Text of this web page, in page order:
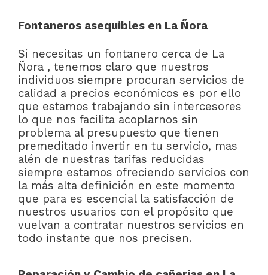
Fontaneros asequibles en La Ñora
Si necesitas un fontanero cerca de La
Ñora , tenemos claro que nuestros
individuos siempre procuran servicios de
calidad a precios económicos es por ello
que estamos trabajando sin intercesores
lo que nos facilita acoplarnos sin
problema al presupuesto que tienen
premeditado invertir en tu servicio, mas
alén de nuestras tarifas reducidas
siempre estamos ofreciendo servicios con
la más alta definición en este momento
que para es escencial la satisfacción de
nuestros usuarios con el propósito que
vuelvan a contratar nuestros servicios en
todo instante que nos precisen.